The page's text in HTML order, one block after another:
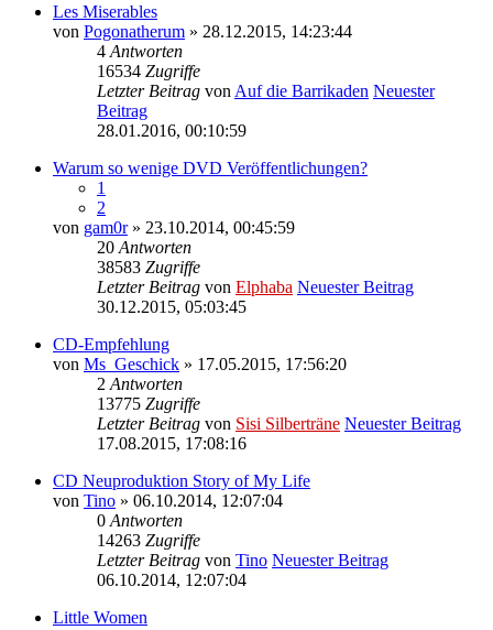
Les Miserables
von Pogonatherum » 28.12.2015, 14:23:44
4 Antworten
16534 Zugriffe
Letzter Beitrag von Auf die Barrikaden Neuester
Beitrag
28.01.2016, 00:10:59
Warum so wenige DVD Veröffentlichungen?
1
2
von gam0r» 23.10.2014, 00:45:59
20 Antworten
38583 Zugriffe
Letzter Beitrag von Elphaba Neuester Beitrag
30.12.2015, 05:03:45
CD-Empfehlung
von Ms_Geschick » 17.05.2015, 17:56:20
2 Antworten
13775 Zugriffe
Letzter Beitrag von Sisi Silberträne Neuester Beitrag
17.08.2015, 17:08:16
CD Neuproduktion Story of My Life
von Tino » 06.10.2014, 12:07:04
0 Antworten
14263 Zugriffe
Letzter Beitrag von Tino Neuester Beitrag
06.10.2014, 12:07:04
Little Women